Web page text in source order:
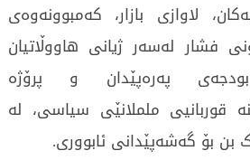
لاوازی بازار، کەمبوونەوەی
فشار لەسەر ژیانی هاووڵاتیان
پەرەپێدان و پرۆژە
قوربانیی ململانێی سیاسی، لە
بن بۆ گەشەپێدانی ئابووری.